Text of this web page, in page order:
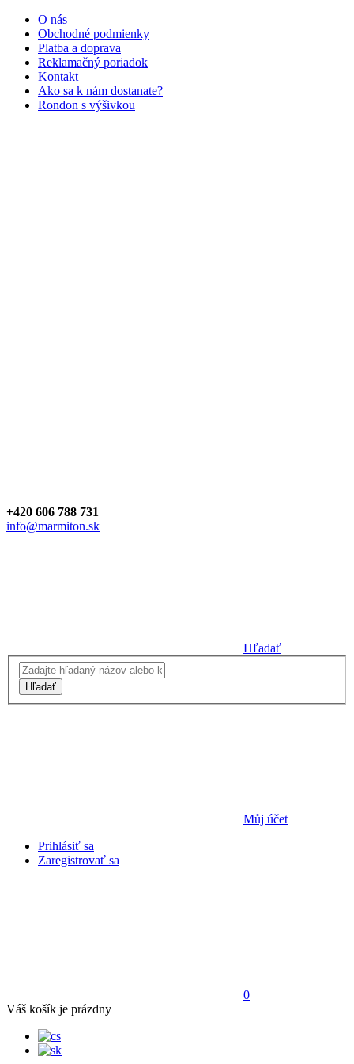
O nás
Obchodné podmienky
Platba a doprava
Reklamačný poriadok
Kontakt
Ako sa k nám dostanate?
Rondon s výšivkou
+420 606 788 731
info@marmiton.sk
Hľadať
Hľadať
Můj účet
Prihlásiť sa
Zaregistrovať sa
0
Váš košík je prázdny